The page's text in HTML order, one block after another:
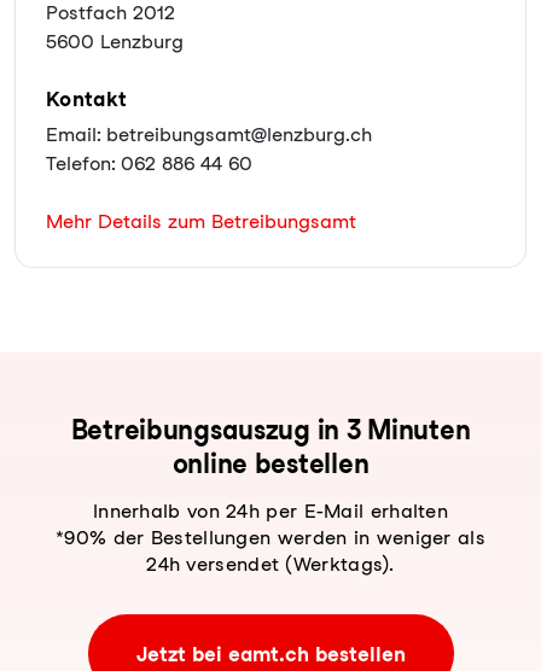
Postfach 2012
5600 Lenzburg
Kontakt
Email: betreibungsamt@lenzburg.ch
Telefon: 062 886 44 60
Mehr Details zum Betreibungsamt
Be­trei­bungs­aus­zug in 3 Minuten
online bestellen
Innerhalb von 24h per E-Mail erhalten
*90% der Bestellungen werden in weniger als
24h versendet (Werktags).
Jetzt bei eamt.ch bestellen